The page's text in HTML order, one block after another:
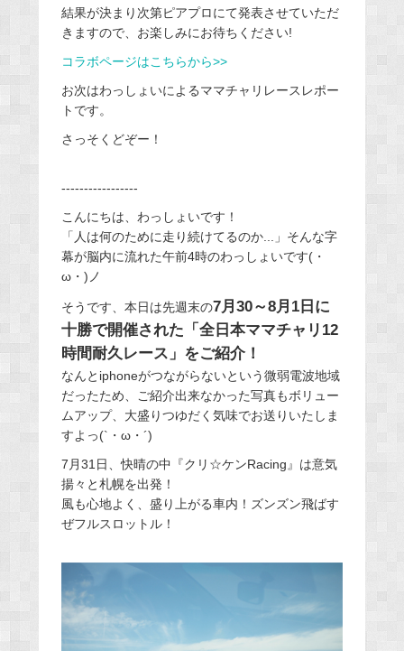
結果が決まり次第ピアプロにて発表させていただ
きますので、お楽しみにお待ちください!
コラボページはこちらから>>
お次はわっしょいによるママチャリレースレポー
トです。
さっそくどぞー！
-----------------
こんにちは、わっしょいです！
「人は何のために走り続けてるのか...」そんな字
幕が脳内に流れた午前4時のわっしょいです(・
ω・)ノ
そうです、本日は先週末の7月30～8月1日に
十勝で開催された「全日本ママチャリ12
時間耐久レース」をご紹介！
なんとiphoneがつながらないという微弱電波地域
だったため、ご紹介出来なかった写真もボリュー
ムアップ、大盛りつゆだく気味でお送りいたしま
すよっ(`・ω・´)
7月31日、快晴の中『クリ☆ケンRacing』は意気
揚々と札幌を出発！
風も心地よく、盛り上がる車内！ズンズン飛ばす
ぜフルスロットル！